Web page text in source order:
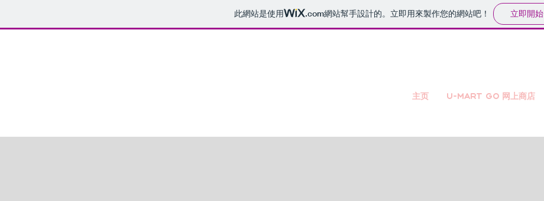
此網站是使用 .com網站幫手設計的。立即用來製作您的網站吧！ 立即開始
主页 U-mart GO 网上商店